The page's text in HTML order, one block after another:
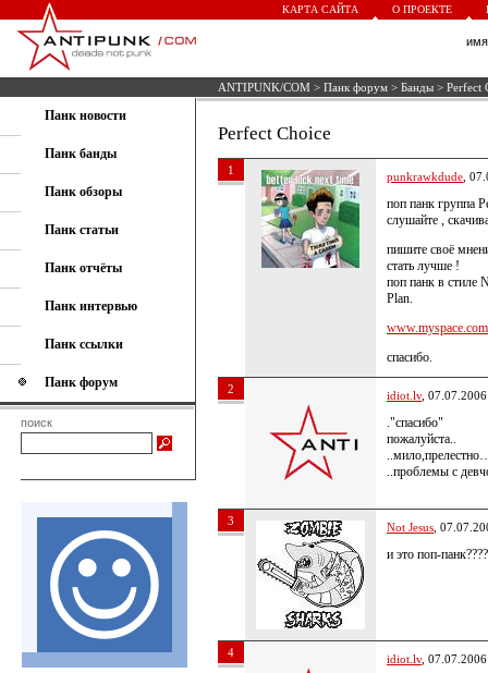
КАРТА САЙТА О ПРОЕКТЕ
ANTIPUNK/COM > Панк форум > Банды > Perfect
Панк новости
Панк банды
Панк обзоры
Панк статьи
Панк отчёты
Панк интервью
Панк ссылки
Панк форум
поиск
Perfect Choice
1 punkrawkdude ,
поп панк группа
слушайте ,
пишите своё
стать лучше !
поп панк в стиле
Plan.
спасибо.
2 idiot.lv,
."спасибо"
пожалуйста..
..проблемы с
3 Not Jesus ,
и это поп-панк????
4 idiot.lv,